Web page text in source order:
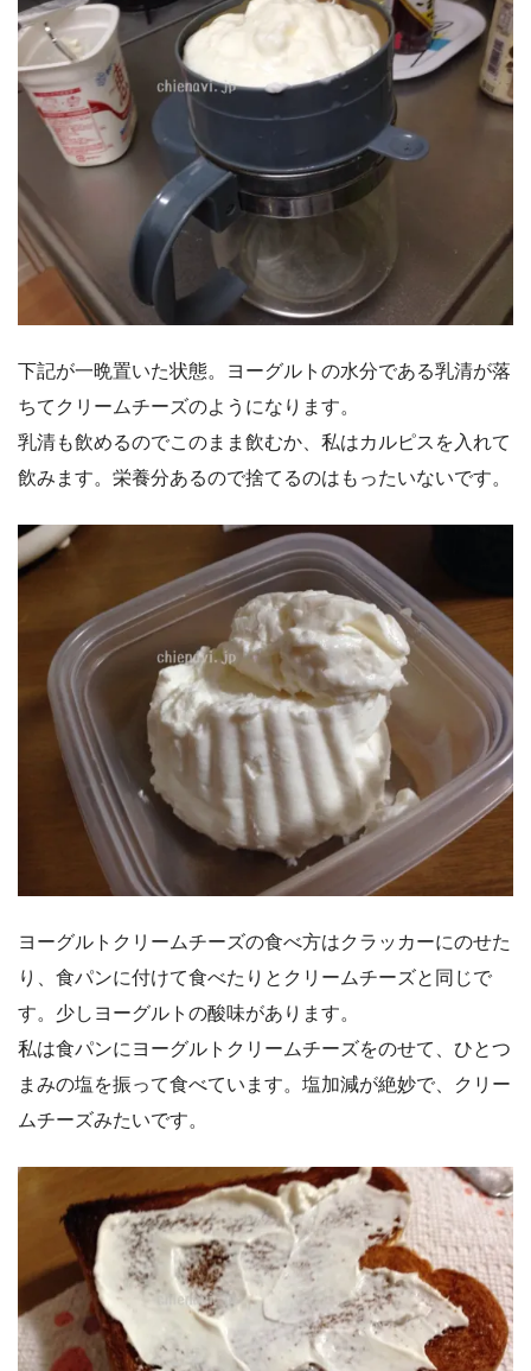
下記が一晩置いた状態。ヨーグルトの水分である乳清が落
ちてクリームチーズのようになります。
乳清も飲めるのでこのまま飲むか、私はカルピスを入れて
飲みます。栄養分あるので捨てるのはもったいないです。
ヨーグルトクリームチーズの食べ方はクラッカーにのせた
り、食パンに付けて食べたりとクリームチーズと同じで
す。少しヨーグルトの酸味があります。
私は食パンにヨーグルトクリームチーズをのせて、ひとつ
まみの塩を振って食べています。塩加減が絶妙で、クリー
ムチーズみたいです。